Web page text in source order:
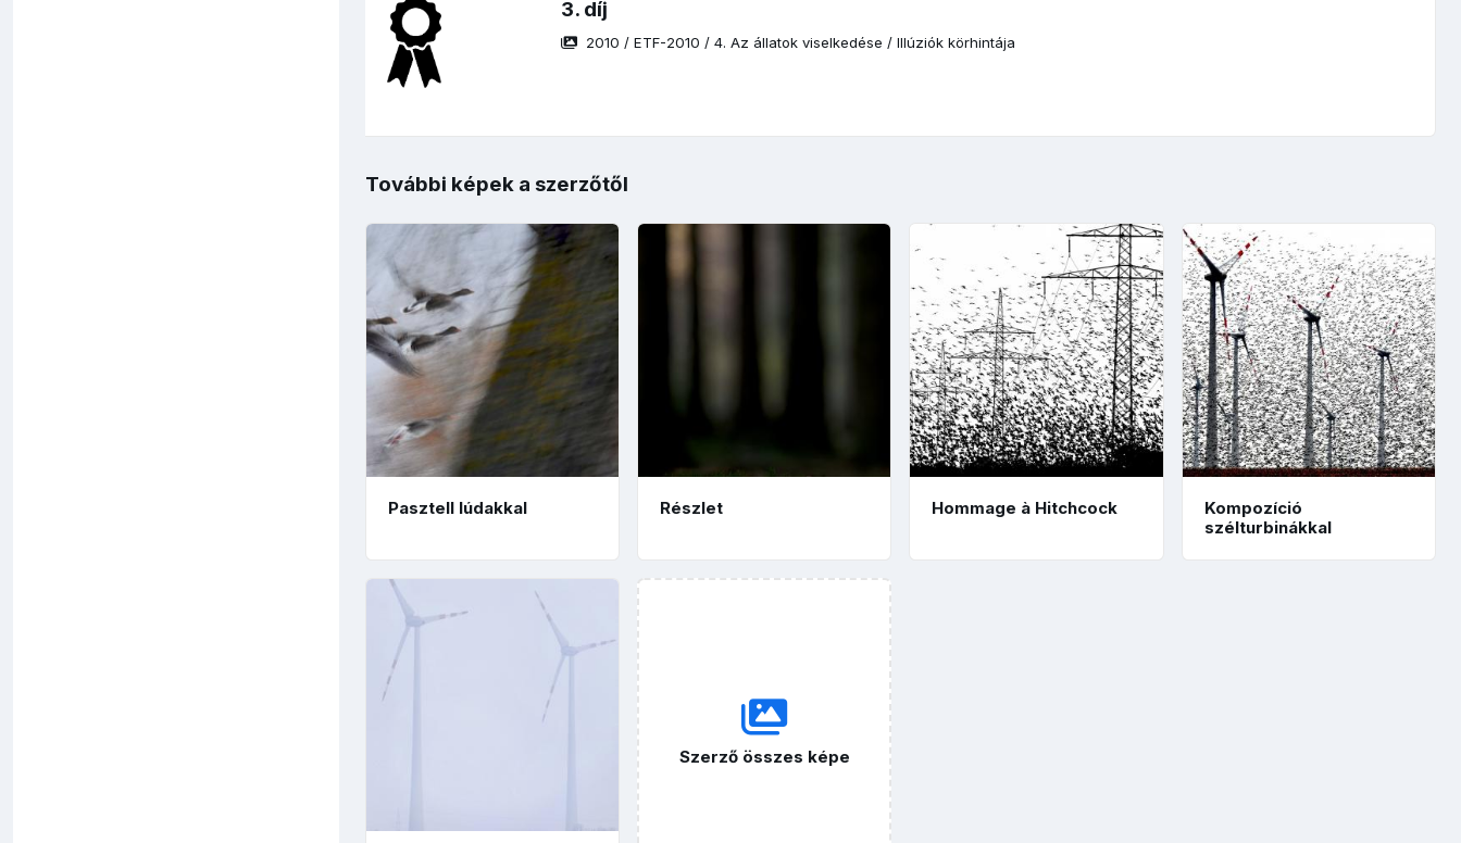
3. díj
2010 / ETF-2010 / 4. Az állatok viselkedése / Illúziók körhintája
További képek a szerzőtől
Pasztell lúdakkal Részlet Hommage à Hitchcock
Kompozíció
szélturbinákkal
Szerző összes képe